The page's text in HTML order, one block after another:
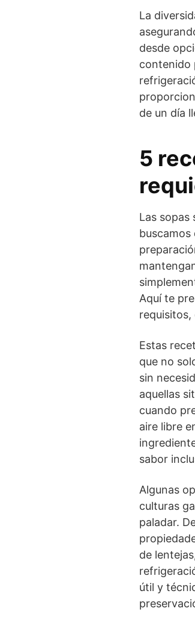
La
desde
contenido
de un día
5
Las sopas
Aquí te
Estas
que no
sin
aquellas
cuando
aire libre
sabor
Algunas
culturas
paladar.
de
útil y